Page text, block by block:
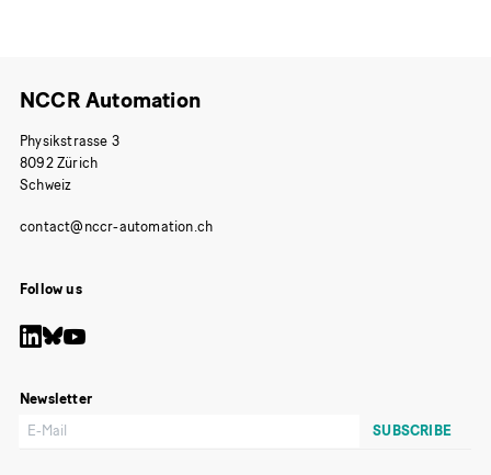
NCCR Automation
Physikstrasse 3
8092 Zürich
Schweiz
Follow us
Newsletter